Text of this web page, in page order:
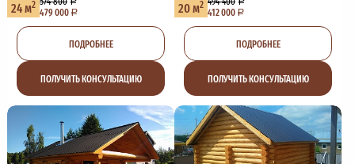
24 м2
479 000
ПОДРОБНЕЕ
ПОЛУЧИТЬ КОНСУЛЬТАЦИЮ
20 м2
412 000
ПОДРОБНЕЕ
ПОЛУЧИТЬ КОНСУЛЬТАЦИЮ